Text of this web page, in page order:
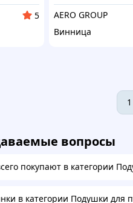
5
AERO GROUP
Винница
1
вопросы
покупают в категории
в категории Подушки для